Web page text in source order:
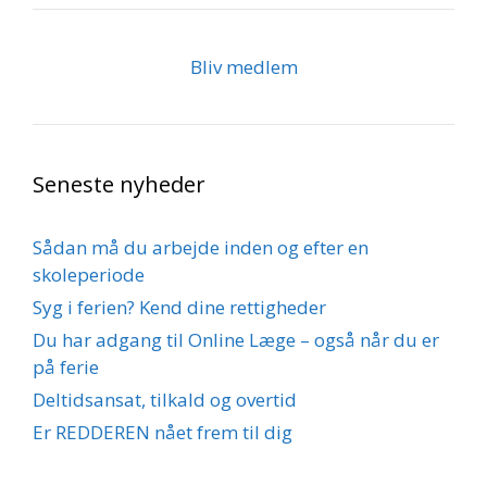
Bliv medlem
Seneste nyheder
Sådan må du arbejde inden og efter en
skoleperiode
Syg i ferien? Kend dine rettigheder
Du har adgang til Online Læge – også når du er
på ferie
Deltidsansat, tilkald og overtid
Er REDDEREN nået frem til dig